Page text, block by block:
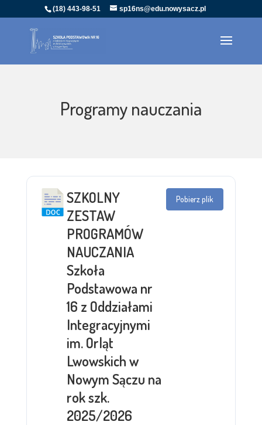
(18) 443-98-51 sp16ns@edu.nowysacz.pl
Programy nauczania
SZKOLNY
ZESTAW
PROGRAMÓW
NAUCZANIA
Szkoła
Podstawowa nr
16 z Oddziałami
Integracyjnymi
im. Orląt
Lwowskich w
Nowym Sączu na
rok szk.
2025/2026
Pobierz plik